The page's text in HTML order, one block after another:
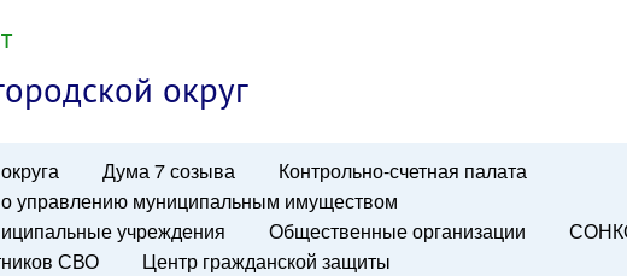
округ
Дума 7 созыва
Контрольно-счетная палата
управлению муниципальным имуществом
учреждения Общественные организации
СВО Центр гражданской защиты